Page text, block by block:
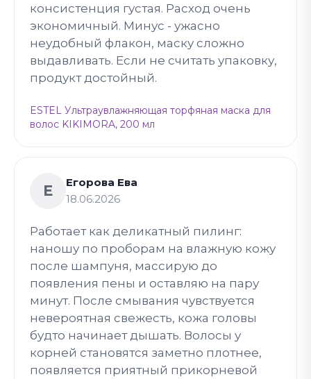
консистенция густая. Расход очень
экономичный. Минус - ужасно
неудобный флакон, маску сложно
выдавливать. Если не считать упаковку,
продукт достойный.
ESTEL Ультраувлажняющая торфяная маска для
волос KIKIMORA, 200 мл
Е
Егорова Ева
18.06.2026
Работает как деликатный пилинг:
наношу по проборам на влажную кожу
после шампуня, массирую до
появления пены и оставляю на пару
минут. После смывания чувствуется
невероятная свежесть, кожа головы
будто начинает дышать. Волосы у
корней становятся заметно плотнее,
появляется приятный прикорневой